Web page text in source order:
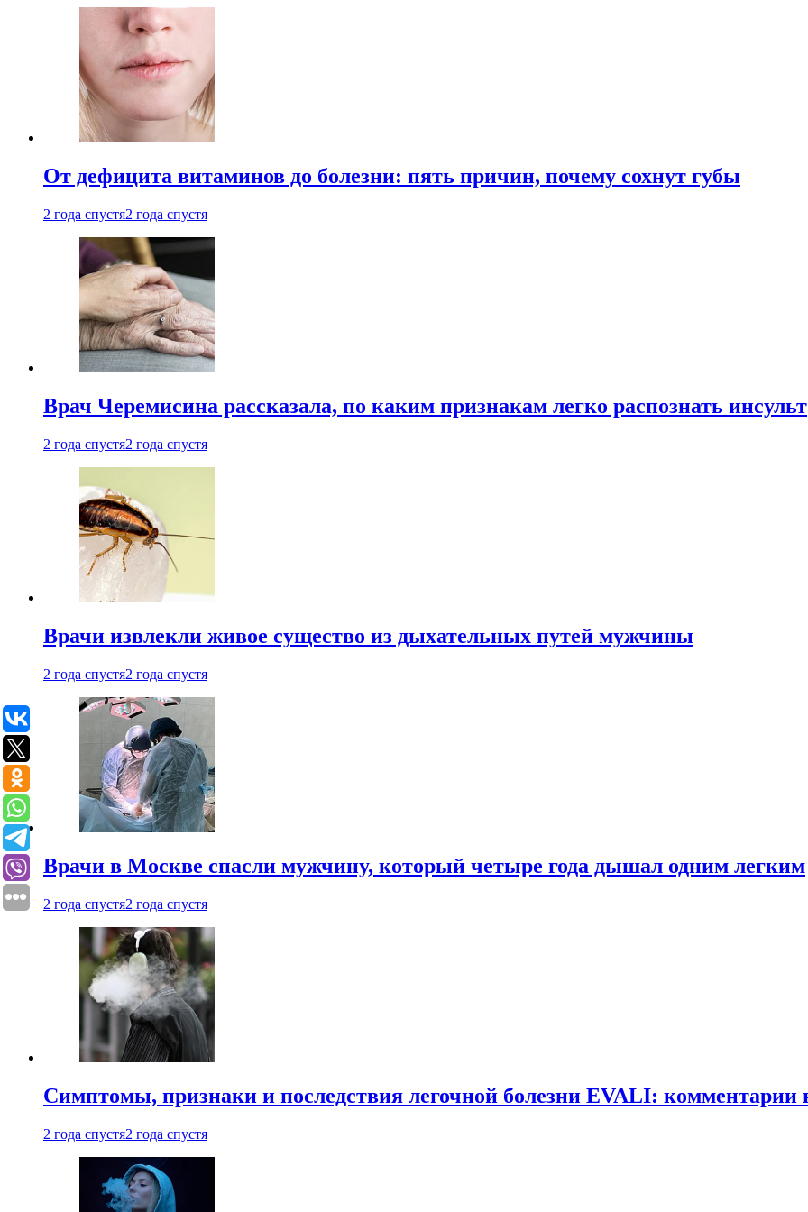
От дефицита витаминов до болезни: пять причин, почему сохнут губы
2 года спустя2 года спустя
Врач Черемисина рассказала, по каким признакам легко распознать инсульт
2 года спустя2 года спустя
Врачи извлекли живое существо из дыхательных путей мужчины
2 года спустя2 года спустя
Врачи в Москве спасли мужчину, который четыре года дышал одним легким
2 года спустя2 года спустя
Симптомы, признаки и последствия легочной болезни EVALI: комментарии
2 года спустя2 года спустя